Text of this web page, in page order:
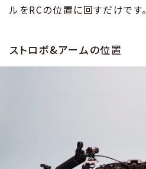
ルをRCの位置に回すだけです。
ストロボ&アームの位置